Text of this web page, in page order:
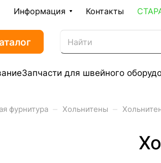
Информация Контакты
Запчасти для швейного
фурнитура – Хольнитены –